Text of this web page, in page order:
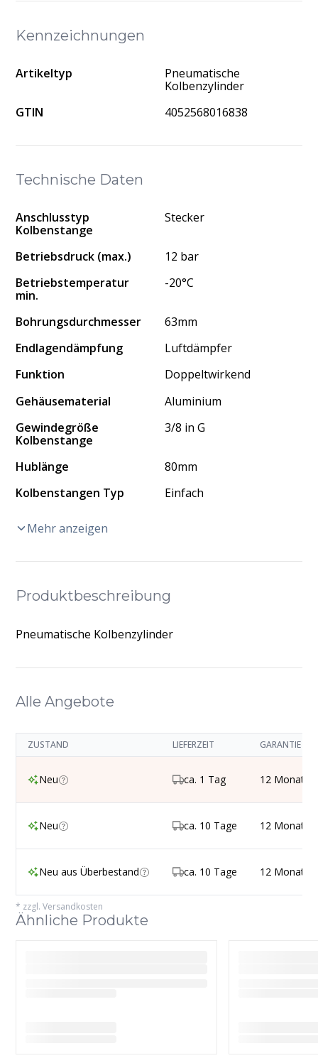
Technische Daten
Anschlusstyp
Kolbenstange
Stecker
Betriebsdruck (max.)
12 bar
Betriebstemperatur
min.
-20°C
Bohrungsdurchmesser
63mm
Endlagendämpfung
Luftdämpfer
Funktion
Doppeltwirkend
Gehäusematerial
Aluminium
Gewindegröße
Kolbenstange
3/8 in G
Hublänge
80mm
Kolbenstangen Typ
Einfach
Mehr anzeigen
Produktbeschreibung
Pneumatische Kolbenzylinder
Kennzeichnungen
Artikeltyp
Pneumatische
Kolbenzylinder
GTIN
4052568016838
Alle Angebote
ZUSTAND LIEFERZEIT GARANTIE
Neu ca. 1 Tag 12 Monate
Neu ca. 10 Tage 12 Monate
Neu aus Überbestand ca. 10 Tage 12 Monate
* zzgl. Versandkosten
Ähnliche Produkte